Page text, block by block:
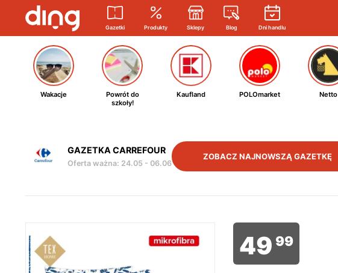
Gazetki Produkty Sklepy Blog Dni handlu
Wakacje
Powrót do
szkoły!
Kaufland POLOmarket Netto
GAZETKA CARREFOUR
Oferta ważna: 24.05 - 06.06
ZOBACZ NAJNOWSZĄ GAZETKĘ
49 99